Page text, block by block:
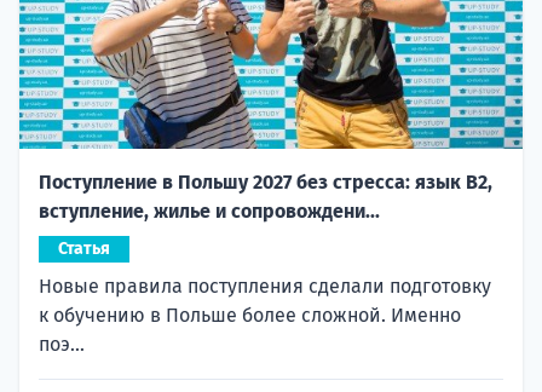
Поступление в Польшу 2027 без стресса: язык B2,
вступление, жилье и сопровождени...
Статья
Новые правила поступления сделали подготовку
к обучению в Польше более сложной. Именно
поэ...